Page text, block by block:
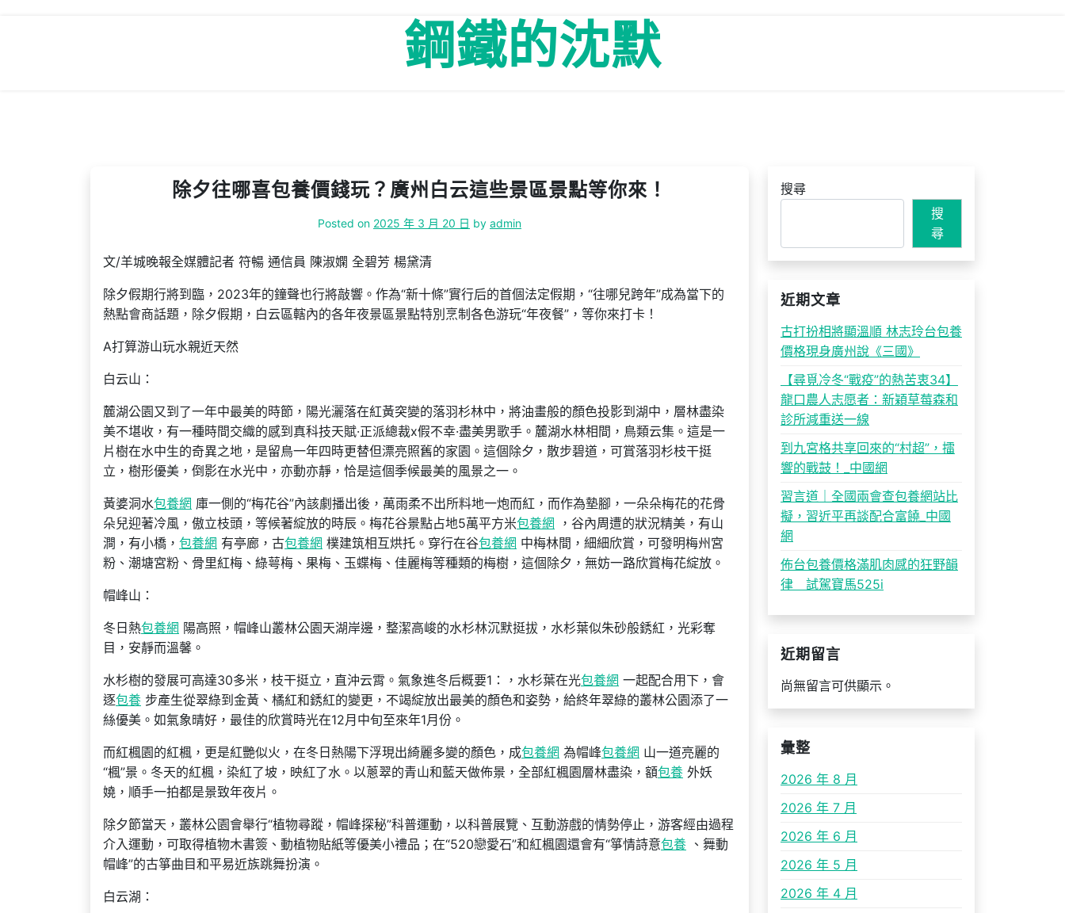
鋼鐵的沈默
除夕往哪喜包養價錢玩？廣州白云這些景區景點等你來！
Posted on 2025 年 3 月 20 日 by admin
文/羊城晚報全媒體記者 符暢 通信員 陳淑嫻 全碧芳 楊黛清
除夕假期行將到臨，2023年的鐘聲也行將敲響。作為“新十條”實行后的首個法定假期，“往哪兒跨年”成為當下的
熱點會商話題，除夕假期，白云區轄內的各年夜景區景點特別烹制各色游玩“年夜餐”，等你來打卡！
A打算游山玩水親近天然
白云山：
麓湖公園又到了一年中最美的時節，陽光灑落在紅黃突變的落羽杉林中，將油畫般的顏色投影到湖中，層林盡染
美不堪收，有一種時間交織的感到真科技天賦·正派總裁x假不幸·盡美男歌手。麓湖水林相間，鳥類云集。這是一
片樹在水中生的奇異之地，是留鳥一年四時更替但漂亮照舊的家園。這個除夕，散步碧道，可賞落羽杉枝干挺
立，樹形優美，倒影在水光中，亦動亦靜，恰是這個季候最美的風景之一。
黃婆洞水包養網 庫一側的“梅花谷”內該劇播出後，萬雨柔不出所料地一炮而紅，而作為墊腳，一朵朵梅花的花骨
朵兒迎著冷風，傲立枝頭，等候著綻放的時辰。梅花谷景點占地5萬平方米包養網 ，谷內周遭的狀況精美，有山
澗，有小橋， 包養網 有亭廊，古包養網 樸建筑相互烘托。穿行在谷包養網 中梅林間，細細欣賞，可發明梅州宮
粉、潮塘宮粉、骨里紅梅、綠萼梅、果梅、玉蝶梅、佳麗梅等種類的梅樹，這個除夕，無妨一路欣賞梅花綻放。
帽峰山：
冬日熱包養網 陽高照，帽峰山叢林公園天湖岸邊，整潔高峻的水杉林沉默挺拔，水杉葉似朱砂般銹紅，光彩奪
目，安靜而溫馨。
水杉樹的發展可高達30多米，枝干挺立，直沖云霄。氣象進冬后概要1：，水杉葉在光包養網 一起配合用下，會
逐包養 步產生從翠綠到金黃、橘紅和銹紅的變更，不竭綻放出最美的顏色和姿勢，給終年翠綠的叢林公園添了一
絲優美。如氣象晴好，最佳的欣賞時光在12月中旬至來年1月份。
而紅楓園的紅楓，更是紅艷似火，在冬日熱陽下浮現出綺麗多變的顏色，成包養網 為帽峰包養網 山一道亮麗的
“楓”景。冬天的紅楓，染紅了坡，映紅了水。以蔥翠的青山和藍天做佈景，全部紅楓園層林盡染，額包養 外妖
嬈，順手一拍都是景致年夜片。
除夕節當天，叢林公園會舉行“植物尋蹤，帽峰探秘”科普運動，以科普展覽、互動游戲的情勢停止，游客經由過程
介入運動，可取得植物木書簽、動植物貼紙等優美小禮品；在“520戀愛石”和紅楓園還會有“箏情詩意包養 、舞動
帽峰”的古箏曲目和平易近族跳舞扮演。
白云湖：
搜尋
搜
尋
近期文章
古打扮相將顯溫順 林志玲台包養
價格現身廣州說《三國》
【尋覓冷冬“戰疫”的熱苦衷34】
龍口農人志愿者：新穎草莓森和
診所減重送一線
到九宮格共享回來的“村超”，擂
響的戰鼓！_中國網
習言道｜全國兩會查包養網站比
擬，習近平再談配合富饒_中國
網
佈台包養價格滿肌肉感的狂野韻
律 試駕寶馬525i
近期留言
尚無留言可供顯示。
彙整
2026 年 8 月
2026 年 7 月
2026 年 6 月
2026 年 5 月
2026 年 4 月